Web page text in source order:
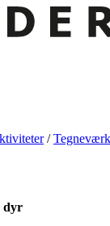
/
dyr